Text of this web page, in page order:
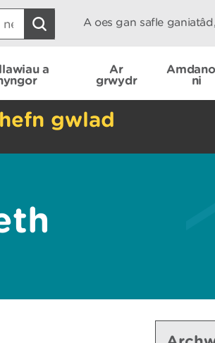
A oes gan safle
a
Ar
grwydr
ni
gwlad